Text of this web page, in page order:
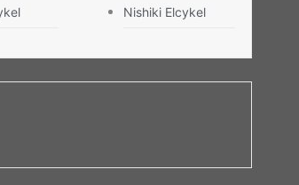
Nishiki Elcykel